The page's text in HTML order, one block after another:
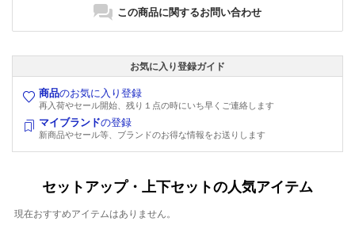
この商品に関するお問い合わせ
お気に入り登録ガイド
商品のお気に入り登録
再入荷やセール開始、残り１点の時にいち早くご連絡します
マイブランドの登録
新商品やセール等、ブランドのお得な情報をお送りします
セットアップ・上下セットの人気アイテム
現在おすすめアイテムはありません。